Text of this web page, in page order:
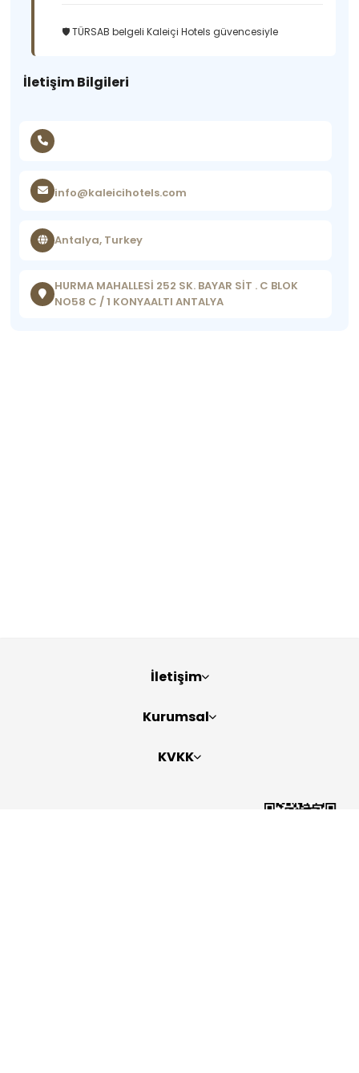
🛡️ TÜRSAB belgeli Kaleiçi Hotels güvencesiyle
İletişim Bilgileri
info@kaleicihotels.com
Antalya, Turkey
HURMA MAHALLESİ 252 SK. BAYAR SİT . C BLOK
NO58 C / 1 KONYAALTI ANTALYA
İletişim
Kurumsal
KVKK